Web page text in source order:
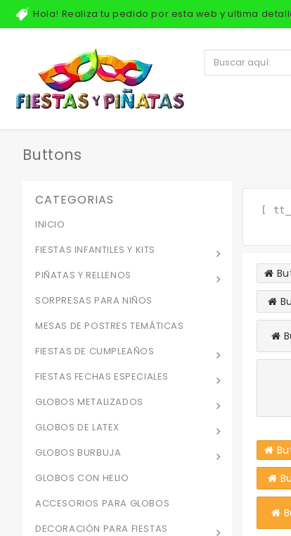
Hola! Realiza tu pedido por esta web y ultima
Buttons
[
CATEGORIAS
INICIO
FIESTAS INFANTILES Y KITS
PIÑATAS Y RELLENOS
SORPRESAS PARA NIÑOS
MESAS DE POSTRES TEMÁTICAS
FIESTAS DE CUMPLEAÑOS
FIESTAS FECHAS ESPECIALES
GLOBOS METALIZADOS
GLOBOS DE LATEX
GLOBOS BURBUJA
GLOBOS CON HELIO
ACCESORIOS PARA GLOBOS
DECORACIÓN PARA FIESTAS